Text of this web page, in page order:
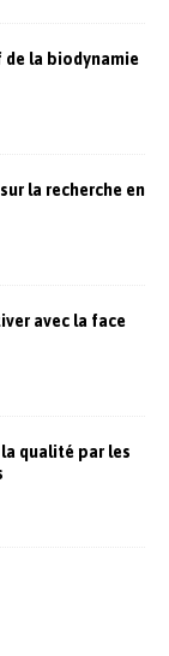
la biodynamie
la recherche en
avec la face
qualité par les